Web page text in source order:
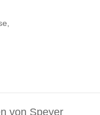
von Speyer